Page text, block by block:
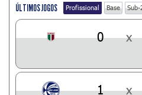
ÚLTIMOS JOGOS Profissional Base Sub-
0 x
1 x